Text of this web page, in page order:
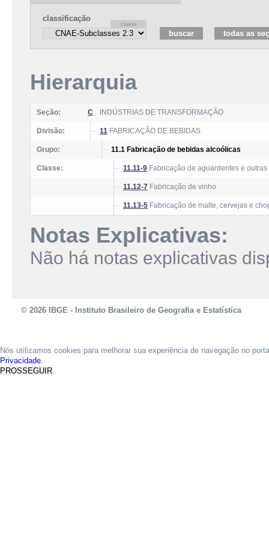
classificação
Hierarquia
Seção: C INDÚSTRIAS DE TRANSFORMAÇÃO
Divisão: 11 FABRICAÇÃO DE BEBIDAS
Grupo: 11.1 Fabricação de bebidas alcoólicas
Classe: 11.11-9 Fabricação de aguardentes e
11.12-7 Fabricação de vinho
11.13-5 Fabricação de malte, cervejas e
Notas Explicativas:
Não há notas explicativas
© 2026 IBGE - Instituto Brasileiro de Geografia e Estatística
Nós utilizamos cookies para melhorar sua experiência de navegação no
Privacidade.
PROSSEGUIR